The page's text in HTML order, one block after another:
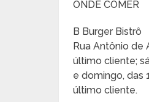
ONDE COMER
B Burger Bistrô
Rua Antônio de
último cliente;
e domingo, das
último cliente.